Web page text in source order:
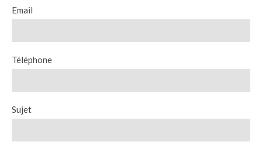
Email
Téléphone
Sujet